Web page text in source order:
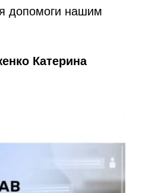
допомоги нашим
Катерина